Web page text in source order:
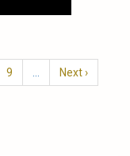
Page
9
Következő
oldal
Next ›